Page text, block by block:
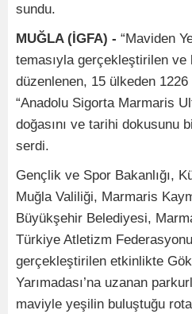
sundu.
MUĞLA (İGFA) - “Maviden
temasıyla gerçekleştirilen ve
düzenlenen, 15 ülkeden 1226
“Anadolu Sigorta Marmaris
doğasını ve tarihi dokusunu
serdi.
Gençlik ve Spor Bakanlığı,
Muğla Valiliği, Marmaris
Büyükşehir Belediyesi,
Türkiye Atletizm
gerçekleştirilen etkinlikte
Yarımadası’na uzanan
maviyle yeşilin buluştuğu